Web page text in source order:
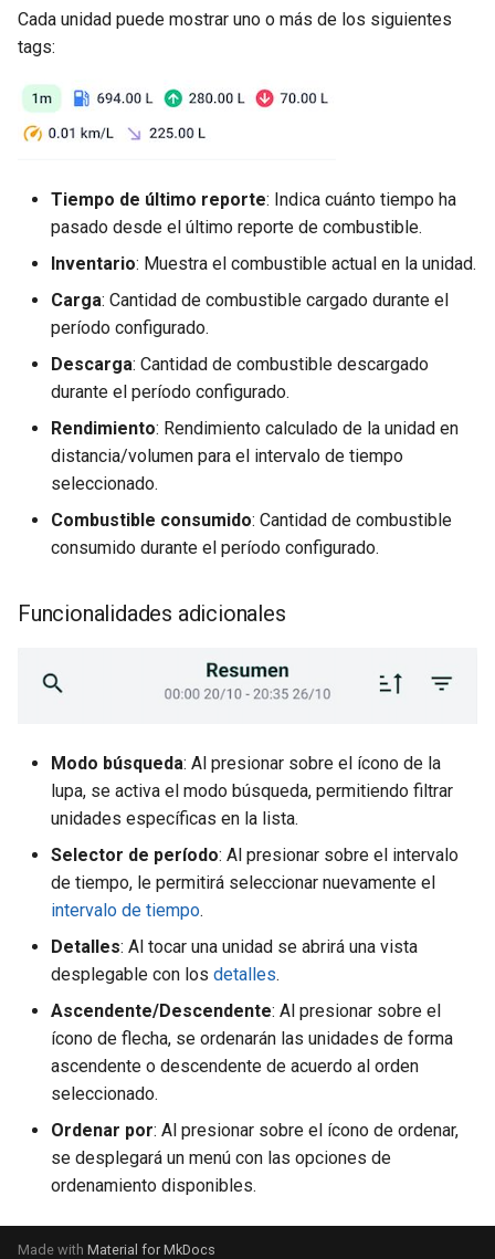
Cada unidad puede mostrar uno o más de los siguientes
tags:
Tiempo de último reporte: Indica cuánto tiempo ha
pasado desde el último reporte de combustible.
Inventario: Muestra el combustible actual en la unidad.
Carga: Cantidad de combustible cargado durante el
período configurado.
Descarga: Cantidad de combustible descargado
durante el período configurado.
Rendimiento: Rendimiento calculado de la unidad en
distancia/volumen para el intervalo de tiempo
seleccionado.
Combustible consumido: Cantidad de combustible
consumido durante el período configurado.
Funcionalidades adicionales
Modo búsqueda: Al presionar sobre el ícono de la
lupa, se activa el modo búsqueda, permitiendo filtrar
unidades específicas en la lista.
Selector de período: Al presionar sobre el intervalo
de tiempo, le permitirá seleccionar nuevamente el
intervalo de tiempo.
Detalles: Al tocar una unidad se abrirá una vista
desplegable con los detalles.
Ascendente/Descendente: Al presionar sobre el
ícono de flecha, se ordenarán las unidades de forma
ascendente o descendente de acuerdo al orden
seleccionado.
Ordenar por: Al presionar sobre el ícono de ordenar,
se desplegará un menú con las opciones de
ordenamiento disponibles.
Made with Material for MkDocs